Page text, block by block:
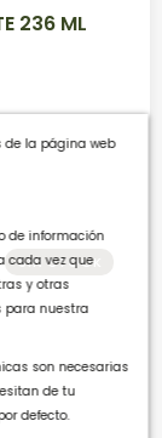
236 ML
SIN STOCK
de la página web
de información
cada vez que
y otras
para nuestra
son necesarias
de tu
defecto.